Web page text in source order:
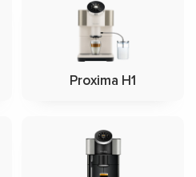
Proxima H1